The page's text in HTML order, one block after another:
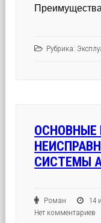
Преимущества
Рубрика:
ОСНОВНЫЕ
СИСТЕМЫ
Роман 14
Нет комментариев